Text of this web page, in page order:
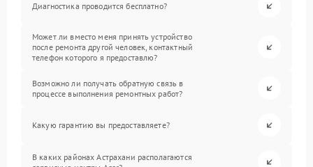
Диагностика проводится бесплатно?
Может ли вместо меня принять устройство
после ремонта другой человек, контактный
телефон которого я предоставлю?
Возможно ли получать обратную связь в
процессе выполнения ремонтных работ?
Какую гарантию вы предоставляете?
В каких районах Астрахани располагаются